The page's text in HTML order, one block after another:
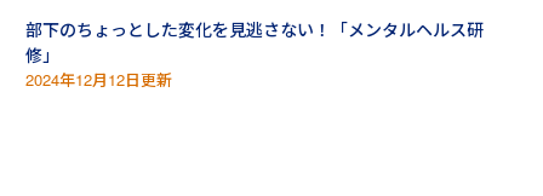
部下のちょっとした変化を見逃さない！「メンタルヘルス研
修」
2024年12月12日更新